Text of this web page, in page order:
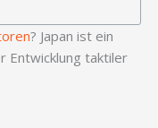
? Japan ist ein
Entwicklung taktiler